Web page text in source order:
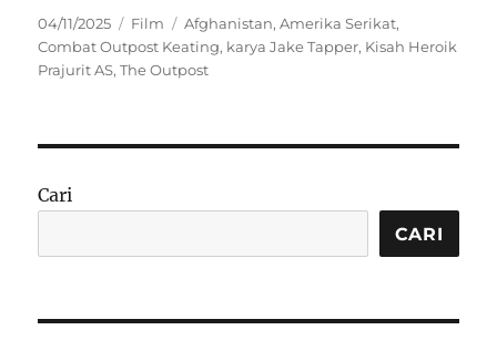
Posted
on
04/11/2025 Categories
Film Tags
Afghanistan,Amerika Serikat,
Combat Outpost Keating, karya Jake Tapper, Kisah Heroik
Prajurit AS,The Outpost
Cari
CARI